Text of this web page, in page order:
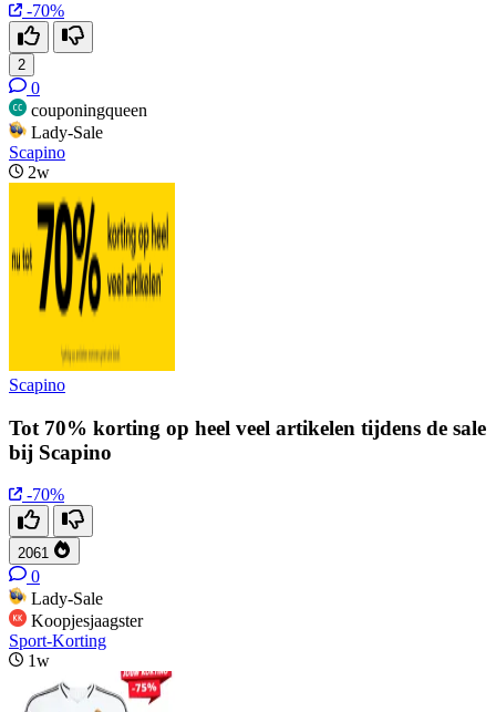
-70%
2
0
couponingqueen
Lady-Sale
Scapino
2w
Scapino
Tot 70% korting op heel veel artikelen tijdens de sale
bij Scapino
-70%
2061
0
Lady-Sale
Koopjesjaagster
Sport-Korting
1w